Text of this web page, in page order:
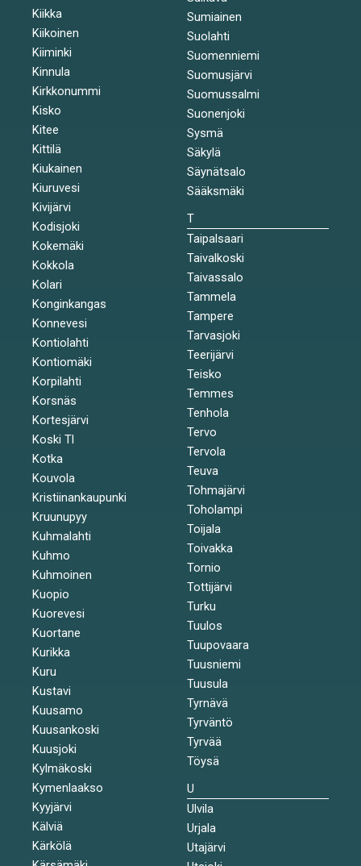
Kiikka
Kiikoinen
Kiiminki
Kinnula
Kirkkonummi
Kisko
Kitee
Kittilä
Kiukainen
Kiuruvesi
Kivijärvi
Kodisjoki
Kokemäki
Kokkola
Kolari
Konginkangas
Konnevesi
Kontiolahti
Kontiomäki
Korpilahti
Korsnäs
Kortesjärvi
Koski Tl
Kotka
Kouvola
Kristiinankaupunki
Kruunupyy
Kuhmalahti
Kuhmo
Kuhmoinen
Kuopio
Kuorevesi
Kuortane
Kurikka
Kuru
Kustavi
Kuusamo
Kuusankoski
Kuusjoki
Kylmäkoski
Kymenlaakso
Kyyjärvi
Kälviä
Kärkölä
Sumiainen
Suolahti
Suomenniemi
Suomusjärvi
Suomussalmi
Suonenjoki
Sysmä
Säkylä
Säynätsalo
Sääksmäki
T
Taipalsaari
Taivalkoski
Taivassalo
Tammela
Tampere
Tarvasjoki
Teerijärvi
Teisko
Temmes
Tenhola
Tervo
Tervola
Teuva
Tohmajärvi
Toholampi
Toijala
Toivakka
Tornio
Tottijärvi
Turku
Tuulos
Tuupovaara
Tuusniemi
Tuusula
Tyrnävä
Tyrväntö
Tyrvää
Töysä
U
Ulvila
Urjala
Utajärvi